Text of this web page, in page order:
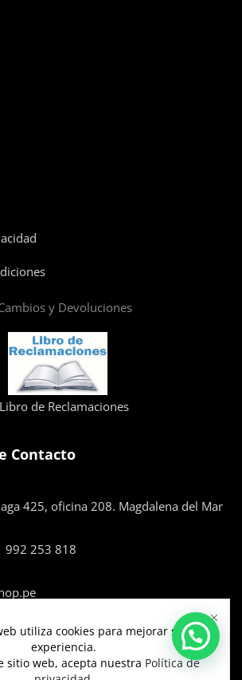
utiliza cookies para mejorar su
experiencia.
sitio web, acepta nuestra Política de
y Devoluciones
Libro de Reclamaciones
Contacto
425, oficina 208. Magdalena del Mar
992 253 818
- 12:00pm y de 2:00pm - 5:30pm